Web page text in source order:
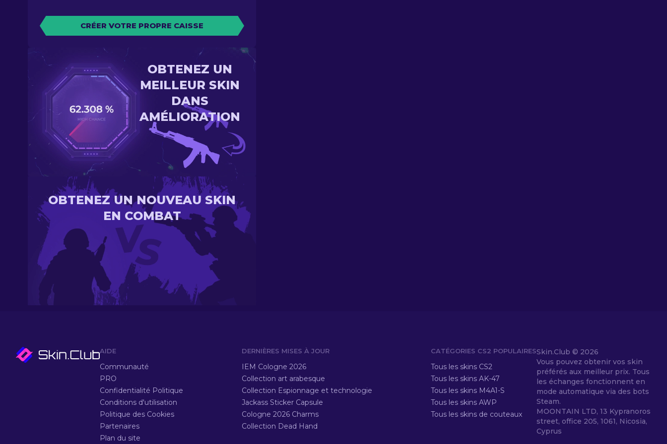
CRÉER VOTRE PROPRE CAISSE
OBTENEZ UN
MEILLEUR SKIN
DANS
AMÉLIORATION
OBTENEZ UN NOUVEAU SKIN
EN COMBAT
AIDE
Communauté
PRO
Confidentialité Politique
Conditions d'utilisation
Politique des Cookies
Partenaires
Plan du site
DERNIÈRES MISES À JOUR
IEM Cologne 2026
Collection art arabesque
Collection Espionnage et technologie
Jackass Sticker Capsule
Cologne 2026 Charms
Collection Dead Hand
CATÉGORIES CS2 POPULAIRES
Tous les skins CS2
Tous les skins AK-47
Tous les skins M4A1-S
Tous les skins AWP
Tous les skins de couteaux
Skin.Club © 2026
Vous pouvez obtenir vos skin
préférés aux meilleur prix. Tous
les échanges fonctionnent en
mode automatique via des bots
Steam.
MOONTAIN LTD, 13 Kypranoros
street, office 205, 1061, Nicosia,
Cyprus